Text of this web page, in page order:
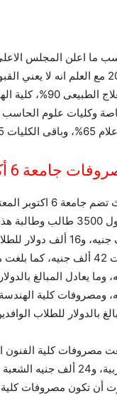
ما اعلن المجلس الاعلى
الكليات 55%.
جامعة 6 أكتوبر للعام 2015 – 2016
ألف جنيه، و16
بالدولار للطلاب
العربية، و24 ألف